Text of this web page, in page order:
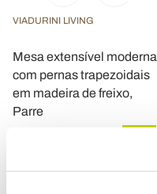
VIADURINI LIVING
Mesa extensível moderna
com pernas trapezoidais
em madeira de freixo,
Parre